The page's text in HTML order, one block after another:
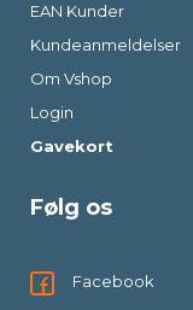
EAN Kunder
Kundeanmeldelser
Om Vshop
Login
Gavekort
Følg os
Facebook